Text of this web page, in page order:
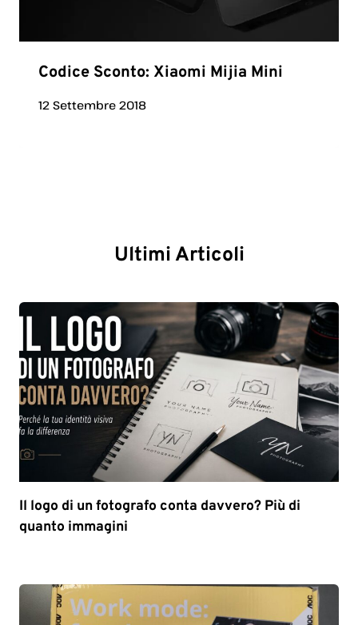
Codice Sconto: Xiaomi Mijia Mini
12 Settembre 2018
Ultimi Articoli
Il logo di un fotografo conta davvero? Più di
quanto immagini